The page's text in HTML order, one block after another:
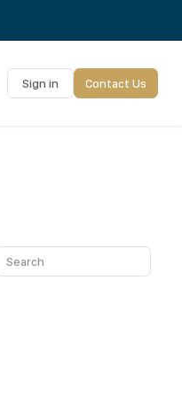
Sign in Contact Us